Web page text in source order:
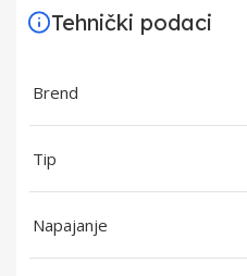
Tehnički podaci
Brend
Tip
Napajanje